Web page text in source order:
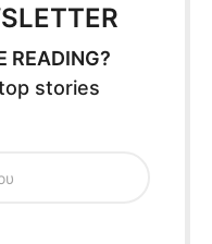
READING?
stories